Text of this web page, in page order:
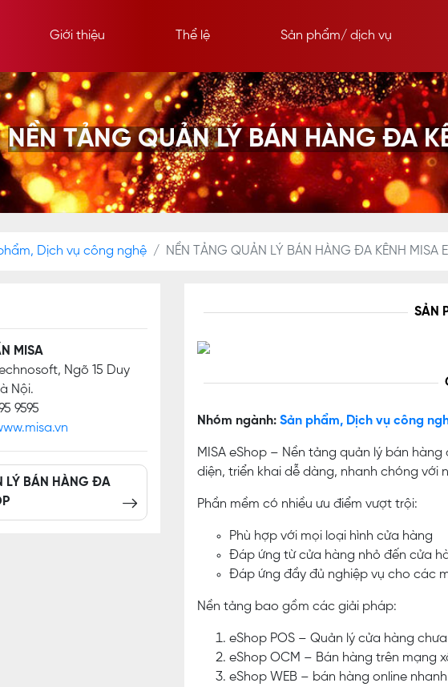
Giới thiệu Thể lệ Sản phẩm/ dịch vụ
NỀN TẢNG QUẢN LÝ BÁN HÀNG ĐA
Dịch vụ công nghệ NỀN TẢNG QUẢN LÝ BÁN HÀNG ĐA KÊNH MISA
MISA
Ngõ 15 Duy
Nội.
9595
LÝ BÁN HÀNG ĐA
SẢN
Nhóm ngành: Sản phẩm, Dịch vụ công
MISA eShop – Nền tảng quản lý bán
diện, triển khai dễ dàng, nhanh chóng với
Phần mềm có nhiều ưu điểm vượt trội:
Phù hợp với mọi loại hình cửa hàng
Đáp ứng từ cửa hàng nhỏ đến cửa
Đáp ứng đầy đủ nghiệp vụ cho các
Nền tảng bao gồm các giải pháp:
eShop POS – Quản lý cửa hàng
eShop OCM – Bán hàng trên mạng
eShop WEB – bán hàng online